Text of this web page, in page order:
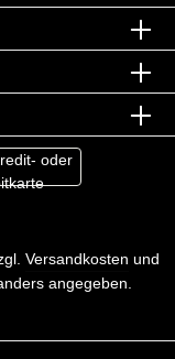
Versandkosten und
angegeben.